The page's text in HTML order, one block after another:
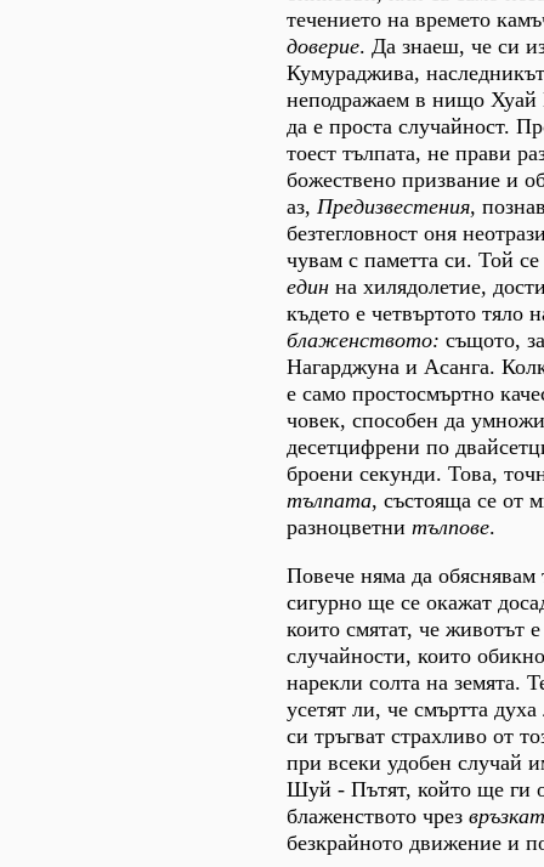
течението на времето
доверие. Да знаеш, че си
Кумураджива,
неподражаем в нищо
да е проста случайност.
тоест тълпата, не прави
божествено призвание и
аз, Предизвестения,
безтегловност оня
чувам с паметта си. Той
един на хилядолетие,
където е четвъртото тяло
блаженството: същото,
Нагарджуна и Асанга.
е само простосмъртно
човек, способен да
десетцифрени по
броени секунди. Това,
тълпата, състояща се от
разноцветни тълпове.
Повече няма да обяснявам
сигурно ще се окажат
които смятат, че животът
случайности, които
нарекли солта на земята.
усетят ли, че смъртта
си тръгват страхливо от
при всеки удобен случай
Шуй - Пътят, който ще ги
блаженството чрез
безкрайното движение и